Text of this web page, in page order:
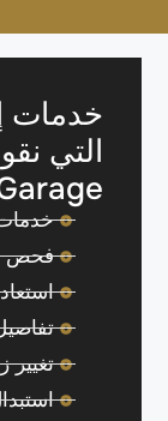
فحص
تغيير